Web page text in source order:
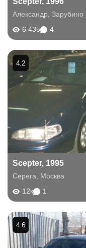
Александр
Зарубино
6 435
4
Scepter, 1995
Серега
Москва
12к
1
4.2
4.6